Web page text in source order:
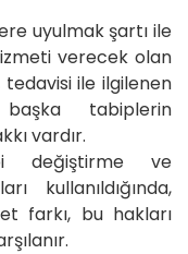
uyulmak şartı ile
verecek olan
ile ilgilenen
tabiplerin
vardır.
değiştirme ve
kullanıldığında,
farkı, bu hakları